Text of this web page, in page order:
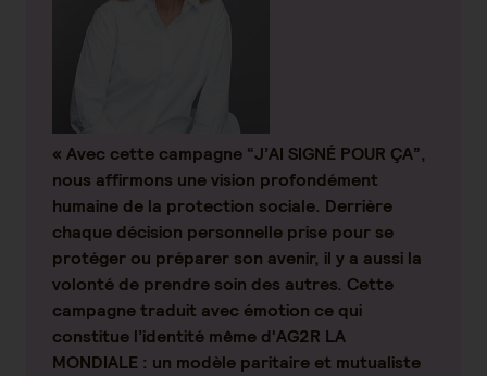
« Avec cette campagne “J’AI SIGNÉ POUR ÇA”,
nous affirmons une vision profondément
humaine de la protection sociale. Derrière
chaque décision personnelle prise pour se
protéger ou préparer son avenir, il y a aussi la
volonté de prendre soin des autres. Cette
campagne traduit avec émotion ce qui
constitue l’identité même d'AG2R LA
MONDIALE : un modèle paritaire et mutualiste